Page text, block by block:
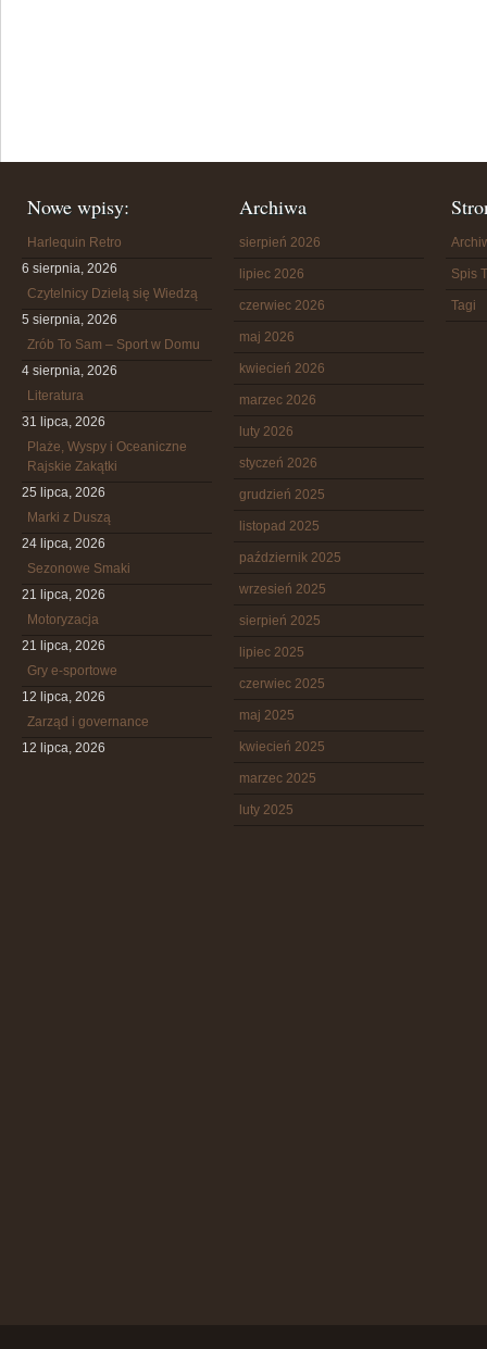
Nowe wpisy:
Harlequin Retro
6 sierpnia, 2026
Czytelnicy Dzielą się Wiedzą
5 sierpnia, 2026
Zrób To Sam – Sport w Domu
4 sierpnia, 2026
Literatura
31 lipca, 2026
Plaże, Wyspy i Oceaniczne
Rajskie Zakątki
25 lipca, 2026
Marki z Duszą
24 lipca, 2026
Sezonowe Smaki
21 lipca, 2026
Motoryzacja
21 lipca, 2026
Gry e-sportowe
12 lipca, 2026
Zarząd i governance
12 lipca, 2026
Archiwa
sierpień 2026
lipiec 2026
czerwiec 2026
maj 2026
kwiecień 2026
marzec 2026
luty 2026
styczeń 2026
grudzień 2025
listopad 2025
październik 2025
wrzesień 2025
sierpień 2025
lipiec 2025
czerwiec 2025
maj 2025
kwiecień 2025
marzec 2025
luty 2025
Spis
Tagi